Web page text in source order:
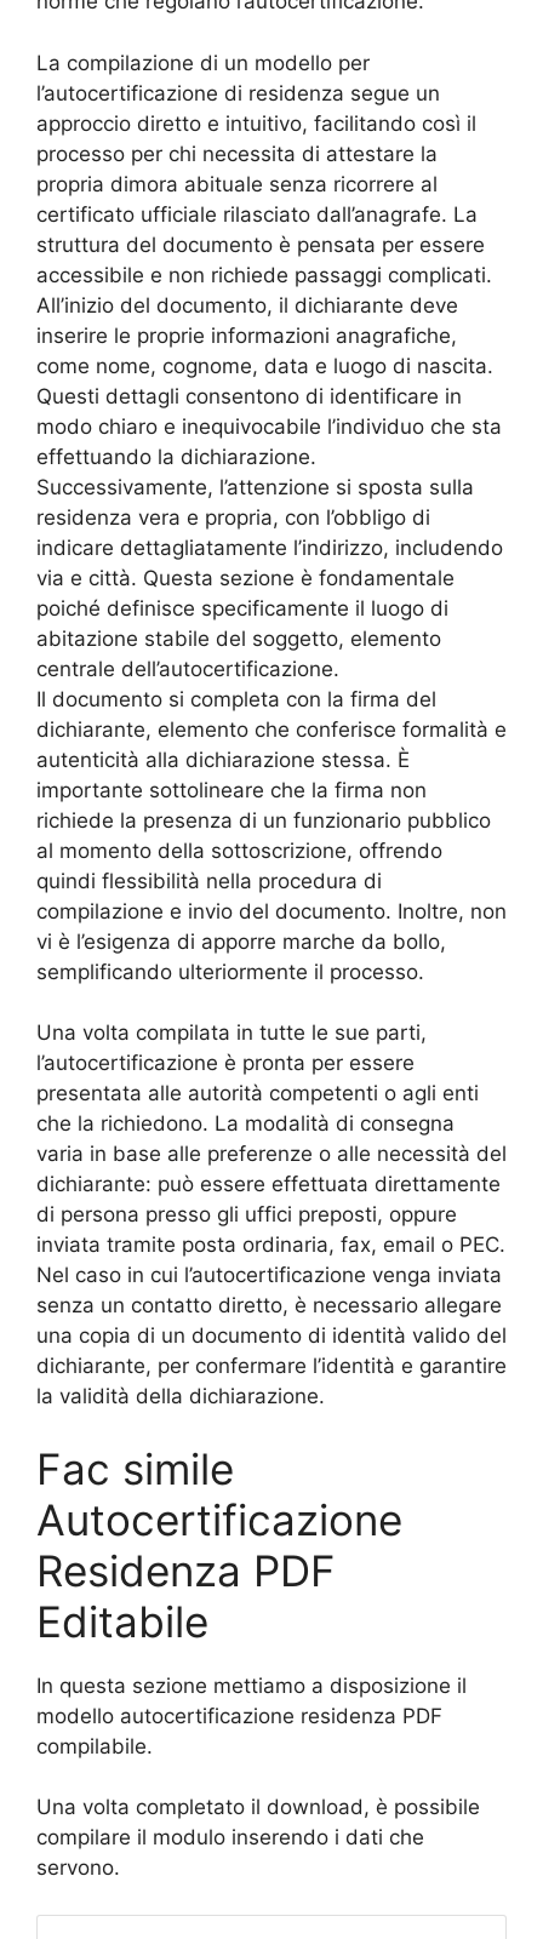
La compilazione di un modello per
l’autocertificazione di residenza segue un
approccio diretto e intuitivo, facilitando così il
processo per chi necessita di attestare la
propria dimora abituale senza ricorrere al
certificato ufficiale rilasciato dall’anagrafe. La
struttura del documento è pensata per essere
accessibile e non richiede passaggi complicati.
All’inizio del documento, il dichiarante deve
inserire le proprie informazioni anagrafiche,
come nome, cognome, data e luogo di nascita.
Questi dettagli consentono di identificare in
modo chiaro e inequivocabile l’individuo che sta
effettuando la dichiarazione.
Successivamente, l’attenzione si sposta sulla
residenza vera e propria, con l’obbligo di
indicare dettagliatamente l’indirizzo, includendo
via e città. Questa sezione è fondamentale
poiché definisce specificamente il luogo di
abitazione stabile del soggetto, elemento
centrale dell’autocertificazione.
Il documento si completa con la firma del
dichiarante, elemento che conferisce formalità e
autenticità alla dichiarazione stessa. È
importante sottolineare che la firma non
richiede la presenza di un funzionario pubblico
al momento della sottoscrizione, offrendo
quindi flessibilità nella procedura di
compilazione e invio del documento. Inoltre, non
vi è l’esigenza di apporre marche da bollo,
semplificando ulteriormente il processo.
Una volta compilata in tutte le sue parti,
l’autocertificazione è pronta per essere
presentata alle autorità competenti o agli enti
che la richiedono. La modalità di consegna
varia in base alle preferenze o alle necessità del
dichiarante: può essere effettuata direttamente
di persona presso gli uffici preposti, oppure
inviata tramite posta ordinaria, fax, email o PEC.
Nel caso in cui l’autocertificazione venga inviata
senza un contatto diretto, è necessario allegare
una copia di un documento di identità valido del
dichiarante, per confermare l’identità e garantire
la validità della dichiarazione.
Fac simile
Autocertificazione
Residenza PDF
Editabile
In questa sezione mettiamo a disposizione il
modello autocertificazione residenza PDF
compilabile.
Una volta completato il download, è possibile
compilare il modulo inserendo i dati che
servono.